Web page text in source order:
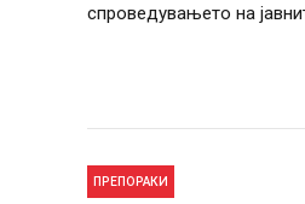
спроведувањето на
ПРЕПОРАКИ